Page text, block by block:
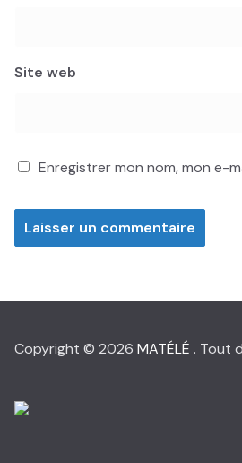
Site web
Enregistrer mon nom, mon e-
Copyright © 2026 MATÉLÉ . Tout